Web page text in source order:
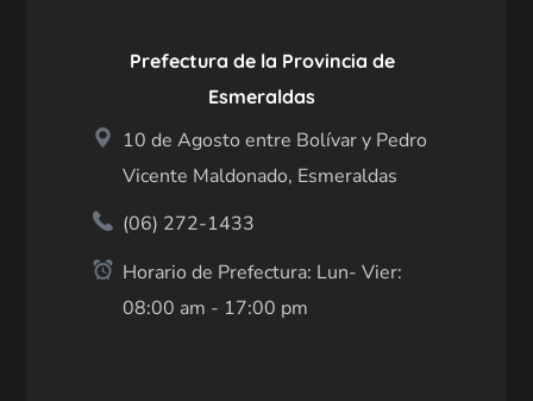
Prefectura de la Provincia de
Esmeraldas
10 de Agosto entre Bolívar y Pedro
Vicente Maldonado, Esmeraldas
(06) 272-1433
Horario de Prefectura: Lun- Vier:
08:00 am - 17:00 pm